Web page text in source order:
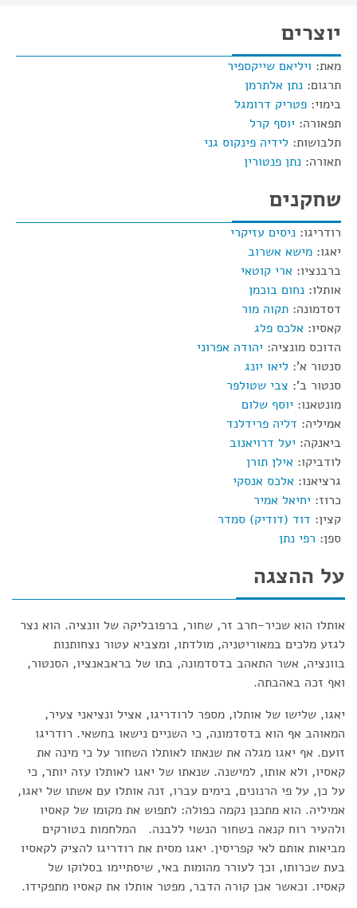
יוצרים
מאת: ויליאם שייקספיר
תרגום: נתן אלתרמן
בימוי: פטריק דרומגל
תפאורה: יוסף קרל
תלבושות: לידיה פינקוס גני
תאורה: נתן פנטורין
שחקנים
רודריגו: ניסים עזיקרי
יאגו: מישא אשרוב
ברבנציו: ארי קוטאי
אותלו: נחום בוכמן
דסדמונה: תקוה מור
קאסיו: אלכס פלג
הדוכס מונציה: יהודה אפרוני
סנטור א': ליאו יונג
סנטור ב': צבי שטולפר
מונטאנו: יוסף שלום
אמיליה: דליה פרידלנד
ביאנקה: יעל דרויאנוב
לודביקו: אילן תורן
גרציאנו: אלכס אנסקי
כרוז: יחיאל אמיר
קצין: דוד (דודיק) סמדר
ספן: רפי נתן
על ההצגה
אותלו הוא שכיר-חרב זר, שחור, ברפובליקה של וונציה. הוא נצר
לגזע מלכים במאוריטניה, מולדתו, ומצביא עטור נצחותנות
בוונציה, אשר התאהב בדסדמונה, בתו של בראבאנציו, הסנטור,
ואף זכה באהבתה.
יאגו, שלישו של אותלו, מספר לרודריגו, אציל ונציאני צעיר,
המאוהב אף הוא בדסדמונה, כי השניים נישאו בחשאי. רודריגו
זועם. אף יאגו מגלה את שנאתו לאותלו השחור על כי מינה את
קאסיו, ולא אותו, למישנה. שנאתו של יאגו לאותלו עזה יותר, כי
על כן, על פי הרנונים, בימים עברו, זנה אותלו עם אשתו של יאגו,
אמיליה. הוא מתכנן נקמה כפולה: לתפוש את מקומו של קאסיו
ולהעיר רוח קנאה בשחור הנשוי ללבנה. המלחמות בטורקים
מביאות אותם לאי קפריסין. יאגו מסית את רודריגו להציק לקאסיו
בעת שכרותו, וכך לעורר מהומות באי, שיסתיימו בסלוקו של
קאסיו. וכאשר אכן קורה הדבר, מפטר אותלו את קאסיו מתפקידו.